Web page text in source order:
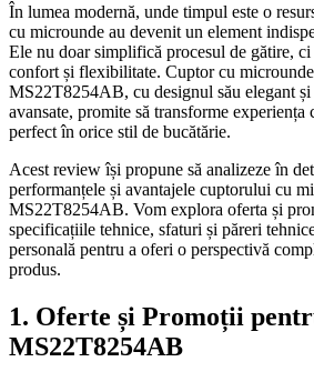
În lumea modernă, unde timpul este o
cu microunde au devenit un element
Ele nu doar simplifică procesul de gătire,
confort și flexibilitate. Cuptor cu
MS22T8254AB, cu designul său elegant
avansate, promite să transforme experiența
perfect în orice stil de bucătărie.
Acest review își propune să analizeze în
performanțele și avantajele cuptorului cu
MS22T8254AB. Vom explora oferta și
specificațiile tehnice, sfaturi și păreri
personală pentru a oferi o perspectivă
produs.
1. Oferte și Promoții
MS22T8254AB